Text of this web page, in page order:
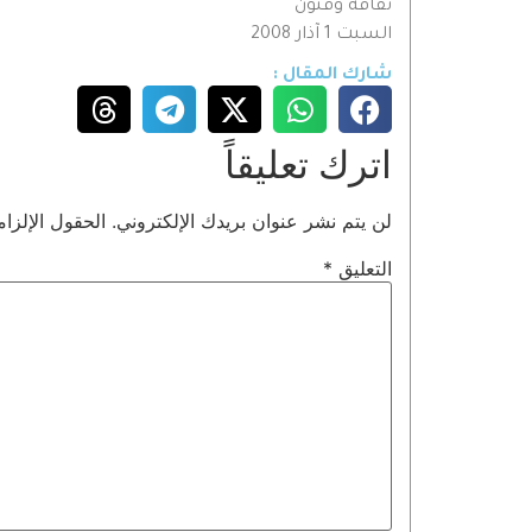
ثقافة وفنون
السبت 1 آذار 2008
شارك المقال :
اترك تعليقاً
لن يتم نشر عنوان بريدك الإلكتروني. الحقول
التعليق *